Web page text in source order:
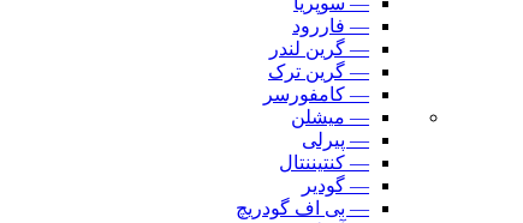
— فاررود
— گرین لندر
— گرین ترک
— کامفورسر
— میشلن
— پیرلی
— کنتیننتال
— گودیر
— بی اف گودریچ